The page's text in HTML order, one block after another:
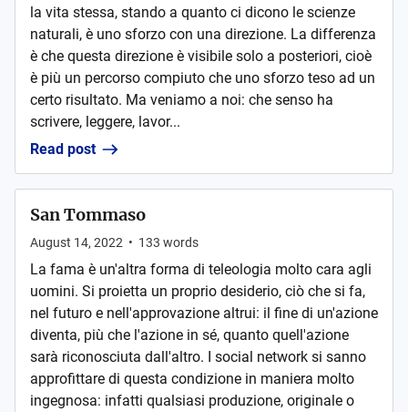
la vita stessa, stando a quanto ci dicono le scienze
naturali, è uno sforzo con una direzione. La differenza
è che questa direzione è visibile solo a posteriori, cioè
è più un percorso compiuto che uno sforzo teso ad un
certo risultato. Ma veniamo a noi: che senso ha
scrivere, leggere, lavor...
Read post
San Tommaso
August 14, 2022 • 133 words
La fama è un'altra forma di teleologia molto cara agli
uomini. Si proietta un proprio desiderio, ciò che si fa,
nel futuro e nell'approvazione altrui: il fine di un'azione
diventa, più che l'azione in sé, quanto quell'azione
sarà riconosciuta dall'altro. I social network si sanno
approfittare di questa condizione in maniera molto
ingegnosa: infatti qualsiasi produzione, originale o